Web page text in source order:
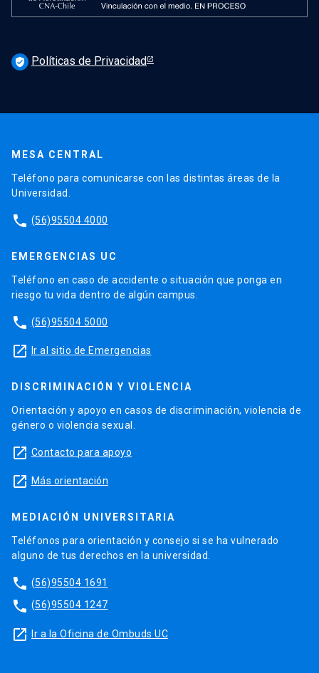
verified_user Políticas de Privacidad
MESA CENTRAL
Teléfono para comunicarse con las distintas áreas de la
Universidad.
phone (56)95504 4000
EMERGENCIAS UC
Teléfono en caso de accidente o situación que ponga en
riesgo tu vida dentro de algún campus.
phone (56)95504 5000
launch Ir al sitio de Emergencias
DISCRIMINACIÓN Y VIOLENCIA
Orientación y apoyo en casos de discriminación, violencia de
género o violencia sexual.
launch Contacto para apoyo
launch Más orientación
MEDIACIÓN UNIVERSITARIA
Teléfonos para orientación y consejo si se ha vulnerado
alguno de tus derechos en la universidad.
phone (56)95504 1691
phone (56)95504 1247
launch Ir a la Oficina de Ombuds UC